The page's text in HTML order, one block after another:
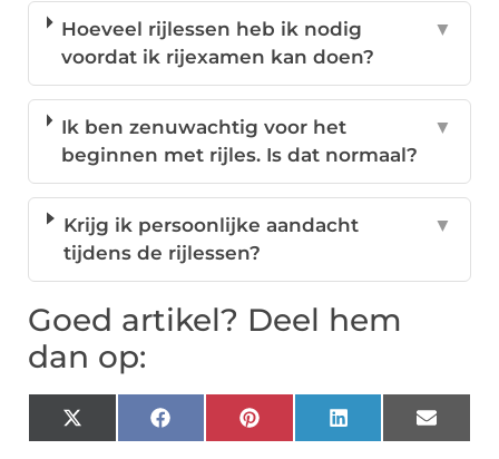
Hoeveel rijlessen heb ik nodig
voordat ik rijexamen kan doen?
▼
Ik ben zenuwachtig voor het
beginnen met rijles. Is dat normaal?
▼
Krijg ik persoonlijke aandacht
tijdens de rijlessen?
▼
Goed artikel? Deel hem
dan op:
X
(Twitter)
FacebookPinterestLinkedInEmail